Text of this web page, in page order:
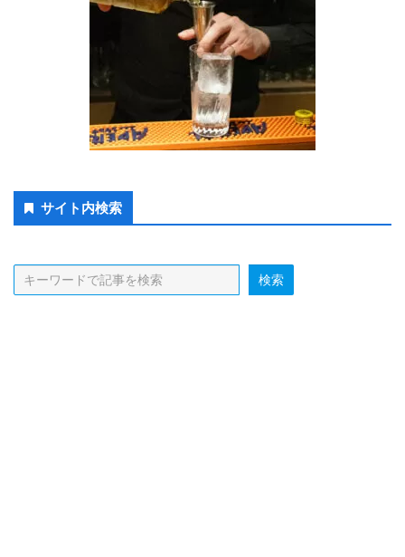
Secondary
Sidebar
サイト内検索